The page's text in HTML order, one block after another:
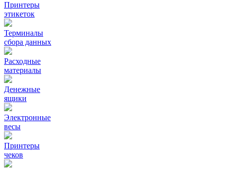
Принтеры
этикеток
Терминалы
сбора данных
Расходные
материалы
Денежные
ящики
Электронные
весы
Принтеры
чеков